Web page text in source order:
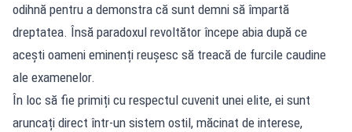
odihnă pentru a demonstra că sunt demni să împartă
dreptatea. Însă paradoxul revoltător începe abia după ce
acești oameni eminenți reușesc să treacă de furcile caudine
ale examenelor.
În loc să fie primiți cu respectul cuvenit unei elite, ei sunt
aruncați direct într-un sistem ostil, măcinat de interese,